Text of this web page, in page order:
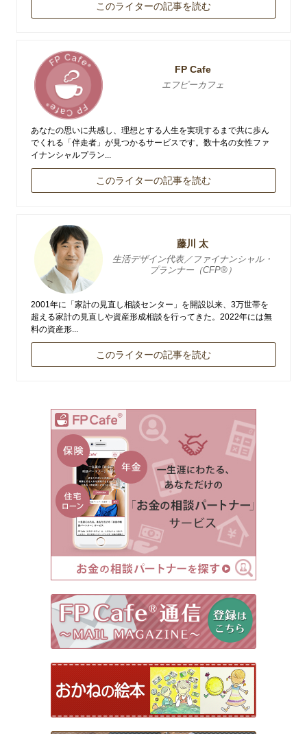
このライターの記事を読む
FP Cafe
エフピーカフェ
あなたの思いに共感し、理想とする人生を実現するまで共に歩ん
でくれる「伴走者」が見つかるサービスです。数十名の女性ファ
イナンシャルプラン...
このライターの記事を読む
藤川 太
生活デザイン代表／ファイナンシャル・
プランナー（CFP®）
2001年に「家計の見直し相談センター」を開設以来、3万世帯を
超える家計の見直しや資産形成相談を行ってきた。2022年には無
料の資産形...
このライターの記事を読む